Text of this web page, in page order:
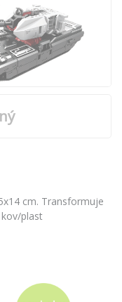
cm. Transformuje
plast